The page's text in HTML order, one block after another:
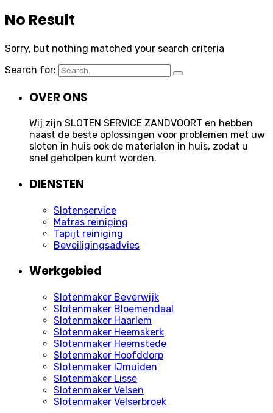
No Result
Sorry, but nothing matched your search criteria
Search for:
OVER ONS
Wij zijn SLOTEN SERVICE ZANDVOORT en hebben
naast de beste oplossingen voor problemen met uw
sloten in huis ook de materialen in huis, zodat u
snel geholpen kunt worden.
DIENSTEN
Slotenservice
Matras reiniging
Tapijt reiniging
Beveiligingsadvies
Werkgebied
Slotenmaker Beverwijk
Slotenmaker Bloemendaal
Slotenmaker Haarlem
Slotenmaker Heemskerk
Slotenmaker Heemstede
Slotenmaker Hoofddorp
Slotenmaker IJmuiden
Slotenmaker Lisse
Slotenmaker Velsen
Slotenmaker Velserbroek